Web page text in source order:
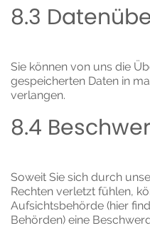
8.3
Sie können von uns die
gespeicherten Daten in
verlangen.
8.4
Soweit Sie sich durch
Rechten verletzt fühlen,
Aufsichtsbehörde (hier
Behörden) eine